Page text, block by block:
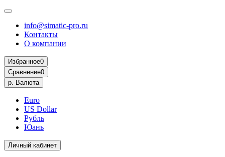
info@simatic-pro.ru
Контакты
О компании
Избранное0
Сравнение0
р. Валюта
Euro
US Dollar
Рубль
Юань
Личный кабинет